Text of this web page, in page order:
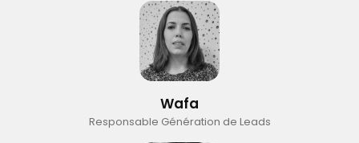
Wafa
Responsable Génération de Leads